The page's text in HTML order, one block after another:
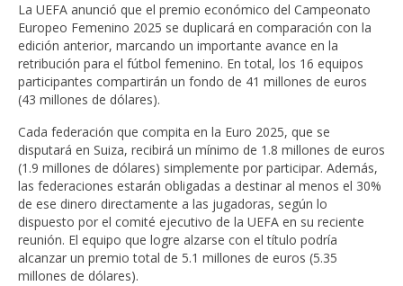
La UEFA anunció que el premio económico del Campeonato
Europeo Femenino 2025 se duplicará en comparación con la
edición anterior, marcando un importante avance en la
retribución para el fútbol femenino. En total, los 16 equipos
participantes compartirán un fondo de 41 millones de euros
(43 millones de dólares).
Cada federación que compita en la Euro 2025, que se
disputará en Suiza, recibirá un mínimo de 1.8 millones de euros
(1.9 millones de dólares) simplemente por participar. Además,
las federaciones estarán obligadas a destinar al menos el 30%
de ese dinero directamente a las jugadoras, según lo
dispuesto por el comité ejecutivo de la UEFA en su reciente
reunión. El equipo que logre alzarse con el título podría
alcanzar un premio total de 5.1 millones de euros (5.35
millones de dólares).